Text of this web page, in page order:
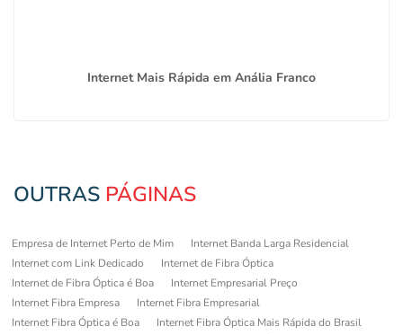
Internet Mais Rápida em Anália Franco
OUTRAS PÁGINAS
Empresa de Internet Perto de Mim
Internet Banda Larga Residencial
Internet com Link Dedicado
Internet de Fibra Óptica
Internet de Fibra Óptica é Boa
Internet Empresarial Preço
Internet Fibra Empresa
Internet Fibra Empresarial
Internet Fibra Óptica é Boa
Internet Fibra Óptica Mais Rápida do Brasil